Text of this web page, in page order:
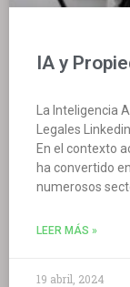
IA y
La Inteligencia
Legales
En el contexto
ha convertido
numerosos
LEER MÁS »
19 abril, 2024